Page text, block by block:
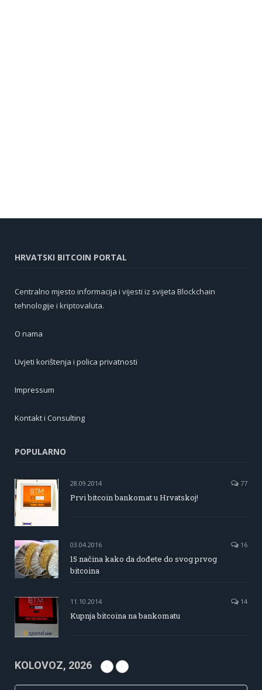
HRVATSKI BITCOIN PORTAL
Centralno mjesto informacija i vijesti iz svijeta Blockchain
tehnologije i kriptovaluta.
O nama
Uvjeti korištenja i polica privatnosti
Impressum
Kontakt i Consulting
POPULARNO
28.09.2014 77
Prvi bitcoin bankomat u Hrvatskoj!
03.04.2016 16
15 načina kako da dođete do svog prvog
bitcoina
11.10.2014 14
Kupnja bitcoina na bankomatu
KOLOVOZ, 2026